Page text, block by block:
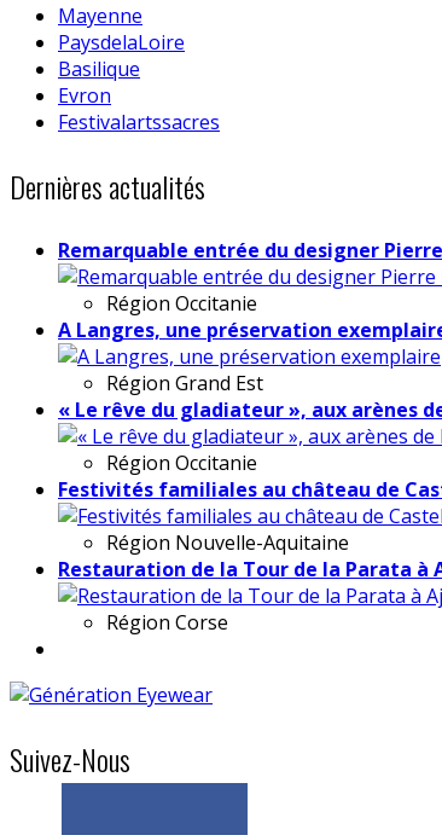
Mayenne
PaysdelaLoire
Basilique
Evron
Festivalartssacres
Dernières actualités
Remarquable entrée du designer
Région Occitanie
A Langres, une préservation
Région Grand Est
« Le rêve du gladiateur », aux arènes
Région Occitanie
Festivités familiales au château de
Région Nouvelle-Aquitaine
Restauration de la Tour de la Parata à
Région Corse
Suivez-Nous